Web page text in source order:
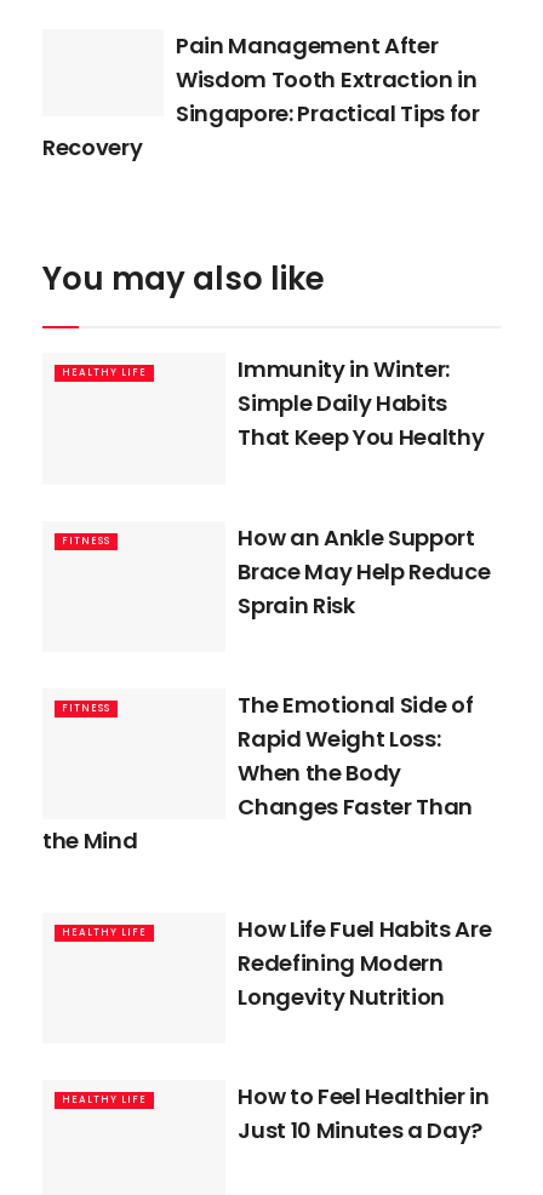
Pain Management After
Wisdom Tooth Extraction in
Singapore: Practical Tips for
Recovery
You may also like
HEALTHY LIFE
Immunity in Winter:
Simple Daily Habits
That Keep You Healthy
FITNESS
How an Ankle Support
Brace May Help Reduce
Sprain Risk
FITNESS
The Emotional Side of
Rapid Weight Loss:
When the Body
Changes Faster Than
the Mind
HEALTHY LIFE
How Life Fuel Habits Are
Redefining Modern
Longevity Nutrition
HEALTHY LIFE
How to Feel Healthier in
Just 10 Minutes a Day?